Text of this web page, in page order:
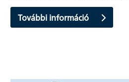
További információ